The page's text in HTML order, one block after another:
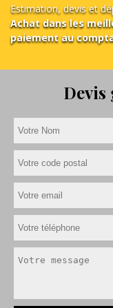
Estimation, devis et
Achat dans les
paiement au